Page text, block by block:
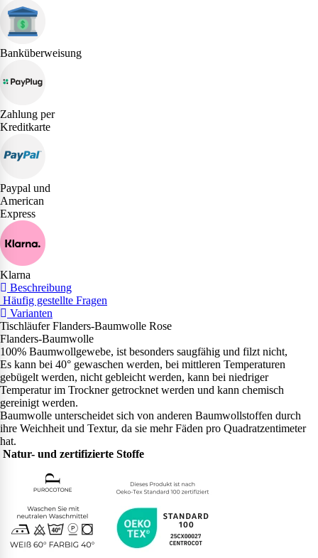
Banküberweisung
Zahlung per
Kreditkarte
Paypal und
American
Express
Klarna
Beschreibung
Häufig gestellte Fragen
Varianten
Tischläufer Flanders-Baumwolle Rose
Flanders-Baumwolle
100% Baumwollgewebe, ist besonders saugfähig und filzt nicht,
Es kann bei 40° gewaschen werden, bei mittleren Temperaturen
gebügelt werden, nicht gebleicht werden, kann bei niedriger
Temperatur im Trockner getrocknet werden und kann chemisch
gereinigt werden.
Baumwolle unterscheidet sich von anderen Baumwollstoffen durch
ihre Weichheit und Textur, da sie mehr Fäden pro Quadratzentimeter
hat.
Natur- und zertifizierte Stoffe